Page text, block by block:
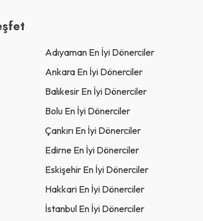
Adıyaman En İyi Dönerciler
Ankara En İyi Dönerciler
Balıkesir En İyi Dönerciler
Bolu En İyi Dönerciler
Çankırı En İyi Dönerciler
Edirne En İyi Dönerciler
Eskişehir En İyi Dönerciler
Hakkari En İyi Dönerciler
İstanbul En İyi Dönerciler